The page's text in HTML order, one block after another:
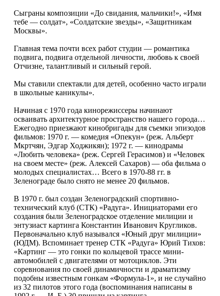
Сыграны композиции «До свидания, мальчики!», «Имя
тебе — солдат», «Солдатские звезды», «Защитникам
Москвы».
Главная тема почти всех работ студии — романтика
подвига, подвига отдельной личности, любовь к своей
Отчизне, талантливый и сильный герой.
Мы ставили спектакли для детей, особенно часто играли
в школьные каникулы».
Начиная с 1970 года кинорежиссеры начинают
осваивать архитектурное пространство нашего города…
Ежегодно приезжают кинобригады для съемки эпизодов
фильмов: 1970 г. — комедия «Опекун» (реж. Альберт
Мкртчян, Эдгар Ходжикян); 1972 г. — кинодрамы
«Любить человека» (реж. Сергей Герасимов) и «Человек
на своем месте» (реж. Алексей Сахаров) — оба фильма о
молодых специалистах… Всего в 1970-88 гг. в
Зеленограде было снято не менее 20 фильмов.
В 1970 г. был создан Зеленоградский спортивно-
технический клуб (СТК) «Радуга». Инициаторами его
создания были Зеленоградское отделение милиции и
энтузиаст картинга Константин Иванович Кругликов.
Первоначально клуб назывался «Юный друг милиции»
(ЮДМ). Вспоминает тренер СТК «Радуга» Юрий Тихов:
«Картинг — это гонки по кольцевой трассе мини-
автомобилей с двигателями от мотоциклов. Эти
соревнования по своей динамичности и драматизму
подобны известным гонкам «Формула-1», и не случайно
из 32 пилотов этого года (воспоминания написаны в